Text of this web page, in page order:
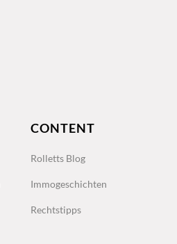
CONTENT
Rolletts Blog
Immogeschichten
Rechtstipps